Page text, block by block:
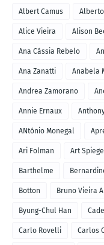
Albert Camus
Alice Vieira Alison
Ana Cássia Rebelo
Ana Zanatti Anabela
Andrea Zamorano
Annie Ernaux
ANtónio Monegal
Ari Folman Art
Barthelme
Botton Bruno Vieira
Byung-Chul Han
Carlo Rovelli Carlos